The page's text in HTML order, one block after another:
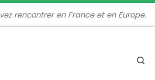
rencontrer en France et en Europe.